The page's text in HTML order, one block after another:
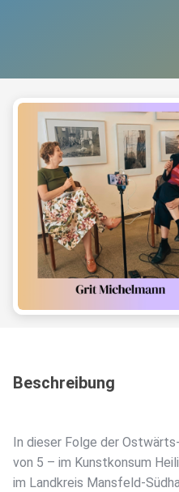
Beschreibung
In dieser Folge der
von 5 – im Kunstkonsum
im Landkreis Mansfeld-